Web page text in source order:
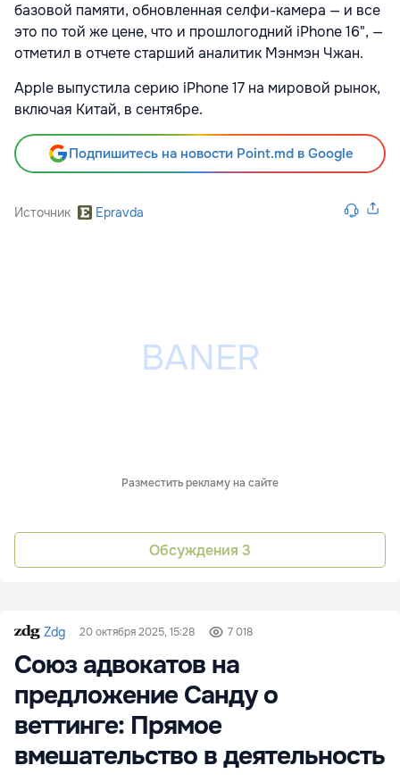
базовой памяти, обновленная селфи-камера — и все
это по той же цене, что и прошлогодний iPhone 16", —
отметил в отчете старший аналитик Мэнмэн Чжан.
Apple выпустила серию iPhone 17 на мировой рынок,
включая Китай, в сентябре.
Подпишитесь на новости Point.md в Google
Источник Epravda
Разместить рекламу на сайте
Обсуждения 3
Zdg 20 октября 2025, 15:28 7 018
Союз адвокатов на
предложение Санду о
веттинге: Прямое
вмешательство в деятельность